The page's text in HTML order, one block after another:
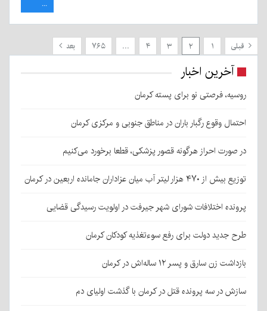
...
قبلی ۱ ۲ ۳ ۴ … ۷۶۵ بعد
آخرین اخبار
روسیه، فرصتی نو برای پسته کرمان
احتمال وقوع رگبار باران در مناطق جنوبی و مرکزی کرمان
در صورت احراز هرگونه قصور پزشکی، قطعا برخورد می‌کنیم
توزیع بیش از ۴۷۰ هزار لیتر آب میان عزاداران جامانده اربعین در کرمان
پرونده اختلافات شورای شهر جیرفت در اولویت رسیدگی قضایی
طرح جدید دولت برای رفع سوءتغذیه کودکان کرمان
بازداشت زن سارق و پسر ۱۲ ساله‌اش در کرمان
سازش در سه پرونده قتل در کرمان با گذشت اولیای دم